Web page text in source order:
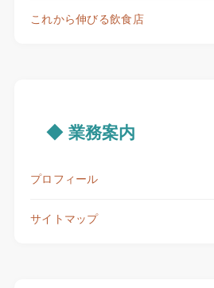
これから伸びる飲食店
◆ 業務案内
プロフィール
サイトマップ